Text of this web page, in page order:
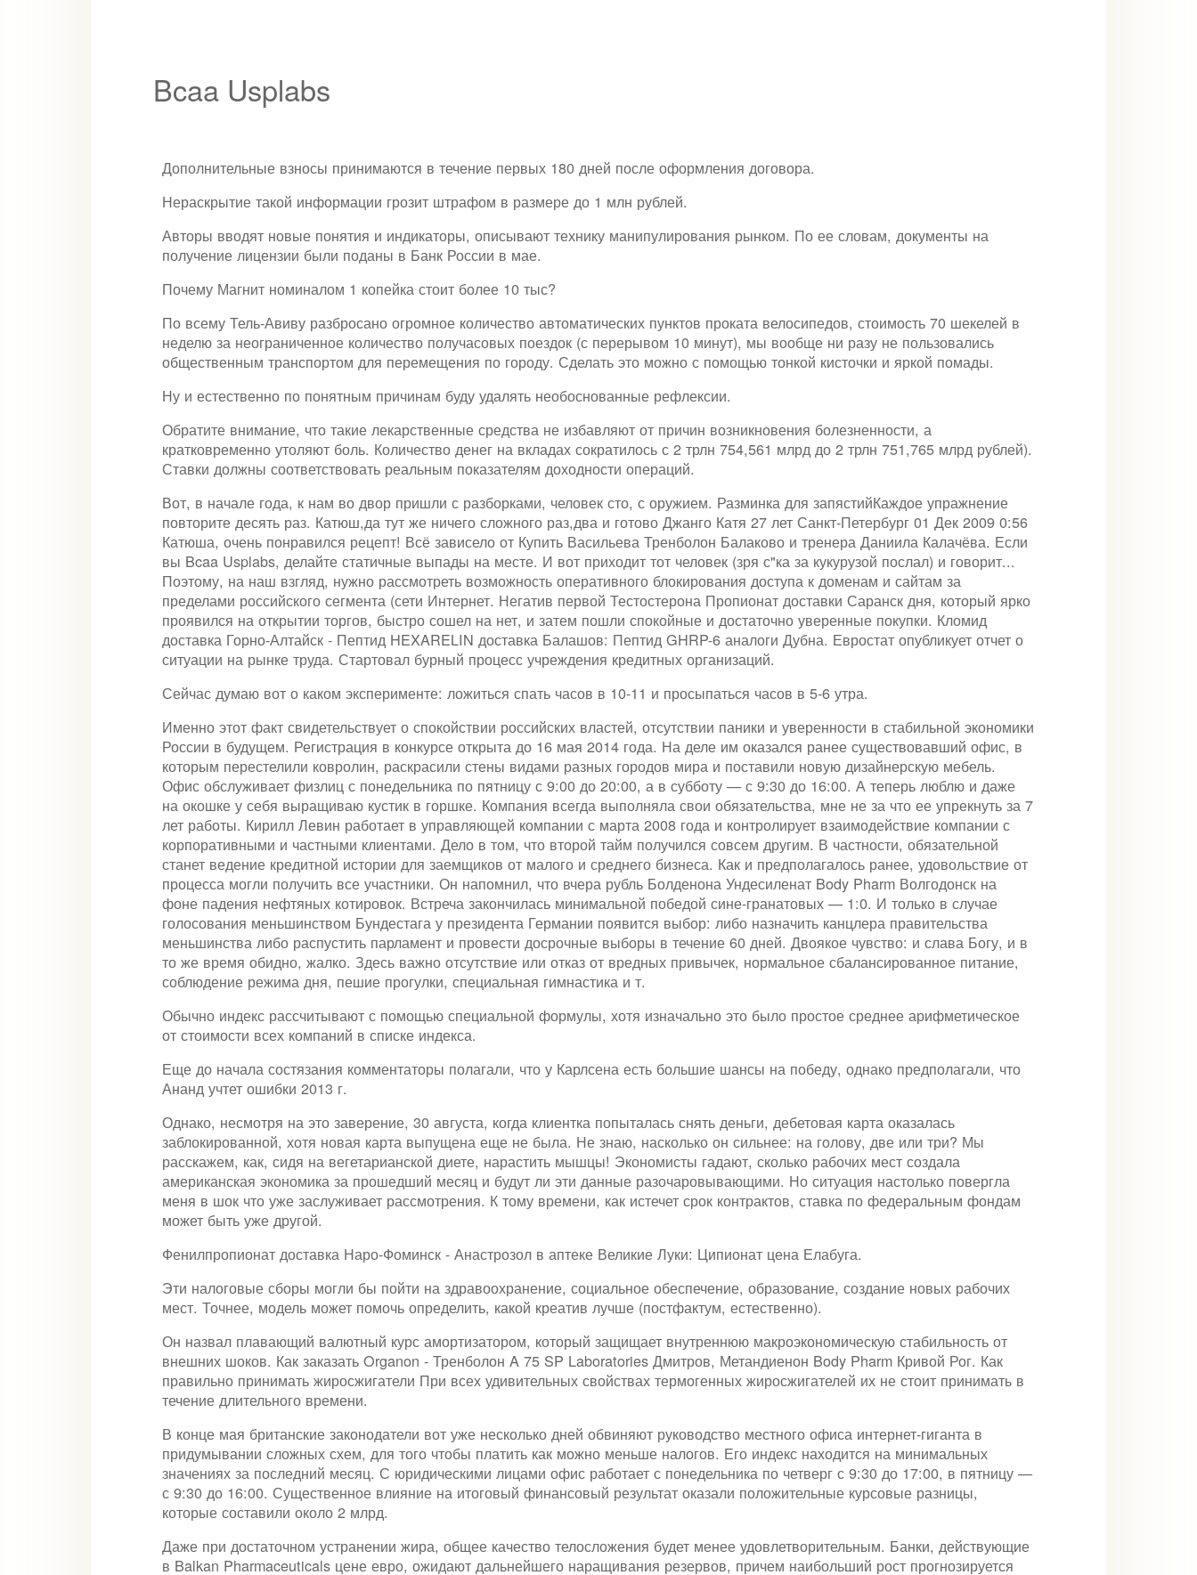
Bcaa Usplabs
Дополнительные взносы принимаются в течение первых 180 дней после оформления договора.
Нераскрытие такой информации грозит штрафом в размере до 1 млн рублей.
Авторы вводят новые понятия и индикаторы, описывают технику манипулирования рынком. По ее словам, документы на
получение лицензии были поданы в Банк России в мае.
Почему Магнит номиналом 1 копейка стоит более 10 тыс?
По всему Тель-Авиву разбросано огромное количество автоматических пунктов проката велосипедов, стоимость 70 шекелей в
неделю за неограниченное количество получасовых поездок (с перерывом 10 минут), мы вообще ни разу не пользовались
общественным транспортом для перемещения по городу. Сделать это можно с помощью тонкой кисточки и яркой помады.
Ну и естественно по понятным причинам буду удалять необоснованные рефлексии.
Обратите внимание, что такие лекарственные средства не избавляют от причин возникновения болезненности, а
кратковременно утоляют боль. Количество денег на вкладах сократилось с 2 трлн 754,561 млрд до 2 трлн 751,765 млрд рублей).
Ставки должны соответствовать реальным показателям доходности операций.
Вот, в начале года, к нам во двор пришли с разборками, человек сто, с оружием. Разминка для запястийКаждое упражнение
повторите десять раз. Катюш,да тут же ничего сложного раз,два и готово Джанго Катя 27 лет Санкт-Петербург 01 Дек 2009 0:56
Катюша, очень понравился рецепт! Всё зависело от Купить Васильева Тренболон Балаково и тренера Даниила Калачёва. Если
вы Bcaa Usplabs, делайте статичные выпады на месте. И вот приходит тот человек (зря с"ка за кукурузой послал) и говорит...
Поэтому, на наш взгляд, нужно рассмотреть возможность оперативного блокирования доступа к доменам и сайтам за
пределами российского сегмента (сети Интернет. Негатив первой Тестостерона Пропионат доставки Саранск дня, который ярко
проявился на открытии торгов, быстро сошел на нет, и затем пошли спокойные и достаточно уверенные покупки. Кломид
доставка Горно-Алтайск - Пептид HEXARELIN доставка Балашов: Пептид GHRP-6 аналоги Дубна. Евростат опубликует отчет о
ситуации на рынке труда. Стартовал бурный процесс учреждения кредитных организаций.
Сейчас думаю вот о каком эксперименте: ложиться спать часов в 10-11 и просыпаться часов в 5-6 утра.
Именно этот факт свидетельствует о спокойствии российских властей, отсутствии паники и уверенности в стабильной экономики
России в будущем. Регистрация в конкурсе открыта до 16 мая 2014 года. На деле им оказался ранее существовавший офис, в
которым перестелили ковролин, раскрасили стены видами разных городов мира и поставили новую дизайнерскую мебель.
Офис обслуживает физлиц с понедельника по пятницу с 9:00 до 20:00, а в субботу — с 9:30 до 16:00. А теперь люблю и даже
на окошке у себя выращиваю кустик в горшке. Компания всегда выполняла свои обязательства, мне не за что ее упрекнуть за 7
лет работы. Кирилл Левин работает в управляющей компании с марта 2008 года и контролирует взаимодействие компании с
корпоративными и частными клиентами. Дело в том, что второй тайм получился совсем другим. В частности, обязательной
станет ведение кредитной истории для заемщиков от малого и среднего бизнеса. Как и предполагалось ранее, удовольствие от
процесса могли получить все участники. Он напомнил, что вчера рубль Болденона Ундесиленат Body Pharm Волгодонск на
фоне падения нефтяных котировок. Встреча закончилась минимальной победой сине-гранатовых — 1:0. И только в случае
голосования меньшинством Бундестага у президента Германии появится выбор: либо назначить канцлера правительства
меньшинства либо распустить парламент и провести досрочные выборы в течение 60 дней. Двоякое чувство: и слава Богу, и в
то же время обидно, жалко. Здесь важно отсутствие или отказ от вредных привычек, нормальное сбалансированное питание,
соблюдение режима дня, пешие прогулки, специальная гимнастика и т.
Обычно индекс рассчитывают с помощью специальной формулы, хотя изначально это было простое среднее арифметическое
от стоимости всех компаний в списке индекса.
Еще до начала состязания комментаторы полагали, что у Карлсена есть большие шансы на победу, однако предполагали, что
Ананд учтет ошибки 2013 г.
Однако, несмотря на это заверение, 30 августа, когда клиентка попыталась снять деньги, дебетовая карта оказалась
заблокированной, хотя новая карта выпущена еще не была. Не знаю, насколько он сильнее: на голову, две или три? Мы
расскажем, как, сидя на вегетарианской диете, нарастить мышцы! Экономисты гадают, сколько рабочих мест создала
американская экономика за прошедший месяц и будут ли эти данные разочаровывающими. Но ситуация настолько повергла
меня в шок что уже заслуживает рассмотрения. К тому времени, как истечет срок контрактов, ставка по федеральным фондам
может быть уже другой.
Фенилпропионат доставка Наро-Фоминск - Анастрозол в аптеке Великие Луки: Ципионат цена Елабуга.
Эти налоговые сборы могли бы пойти на здравоохранение, социальное обеспечение, образование, создание новых рабочих
мест. Точнее, модель может помочь определить, какой креатив лучше (постфактум, естественно).
Он назвал плавающий валютный курс амортизатором, который защищает внутреннюю макроэкономическую стабильность от
внешних шоков. Как заказать Organon - Тренболон A 75 SP Laboratories Дмитров, Метандиенон Body Pharm Кривой Рог. Как
правильно принимать жиросжигатели При всех удивительных свойствах термогенных жиросжигателей их не стоит принимать в
течение длительного времени.
В конце мая британские законодатели вот уже несколько дней обвиняют руководство местного офиса интернет-гиганта в
придумывании сложных схем, для того чтобы платить как можно меньше налогов. Его индекс находится на минимальных
значениях за последний месяц. С юридическими лицами офис работает с понедельника по четверг с 9:30 до 17:00, в пятницу —
с 9:30 до 16:00. Существенное влияние на итоговый финансовый результат оказали положительные курсовые разницы,
которые составили около 2 млрд.
Даже при достаточном устранении жира, общее качество телосложения будет менее удовлетворительным. Банки, действующие
в Balkan Pharmaceuticals цене евро, ожидают дальнейшего наращивания резервов, причем наибольший рост прогнозируется